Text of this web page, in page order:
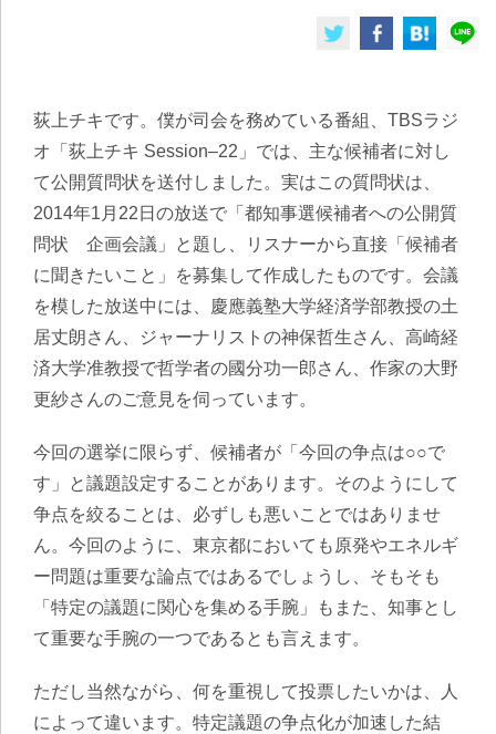
荻上チキです。僕が司会を務めている番組、TBSラジ
オ「荻上チキ Session–22」では、主な候補者に対し
て公開質問状を送付しました。実はこの質問状は、
2014年1月22日の放送で「都知事選候補者への公開質
問状 企画会議」と題し、リスナーから直接「候補者
に聞きたいこと」を募集して作成したものです。会議
を模した放送中には、慶應義塾大学経済学部教授の土
居丈朗さん、ジャーナリストの神保哲生さん、高崎経
済大学准教授で哲学者の國分功一郎さん、作家の大野
更紗さんのご意見を伺っています。
今回の選挙に限らず、候補者が「今回の争点は○○で
す」と議題設定することがあります。そのようにして
争点を絞ることは、必ずしも悪いことではありませ
ん。今回のように、東京都においても原発やエネルギ
ー問題は重要な論点ではあるでしょうし、そもそも
「特定の議題に関心を集める手腕」もまた、知事とし
て重要な手腕の一つであるとも言えます。
ただし当然ながら、何を重視して投票したいかは、人
によって違います。特定議題の争点化が加速した結